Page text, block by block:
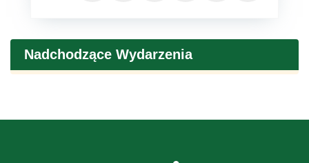
Nadchodzące Wydarzenia